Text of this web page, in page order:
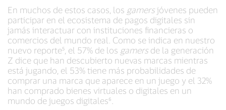
En muchos de estos casos, los gamersjóvenes pueden
participar en el ecosistema de pagos digitales sin
jamás interactuar con instituciones financieras o
comercios del mundo real. Como se indica en nuestro
nuevo reporte⁵, el 57% de los gamersde la generación
Z dice que han descubierto nuevas marcas mientras
está jugando, el 53% tiene más probabilidades de
comprar una marca que aparece en un juego y el 32%
han comprado bienes virtuales o digitales en un
mundo de juegos digitales⁶.